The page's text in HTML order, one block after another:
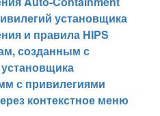
установщика
и правила HIPS
созданным с
с привилегиями
контекстное меню